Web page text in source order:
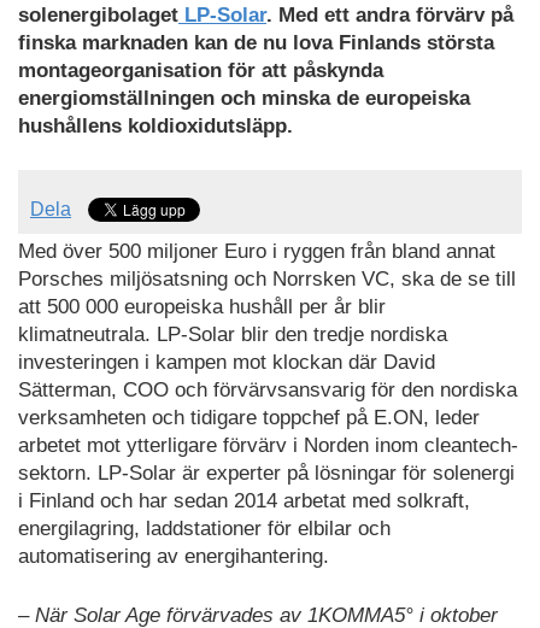
solenergibolaget LP-Solar. Med ett andra förvärv på
finska marknaden kan de nu lova Finlands största
montageorganisation för att påskynda
energiomställningen och minska de europeiska
hushållens koldioxidutsläpp.
Dela
Med över 500 miljoner Euro i ryggen från bland annat
Porsches miljösatsning och Norrsken VC, ska de se till
att 500 000 europeiska hushåll per år blir
klimatneutrala. LP-Solar blir den tredje nordiska
investeringen i kampen mot klockan där David
Sätterman, COO och förvärvsansvarig för den nordiska
verksamheten och tidigare toppchef på E.ON, leder
arbetet mot ytterligare förvärv i Norden inom cleantech-
sektorn. LP-Solar är experter på lösningar för solenergi
i Finland och har sedan 2014 arbetat med solkraft,
energilagring, laddstationer för elbilar och
automatisering av energihantering.
– När Solar Age förvärvades av 1KOMMA5° i oktober